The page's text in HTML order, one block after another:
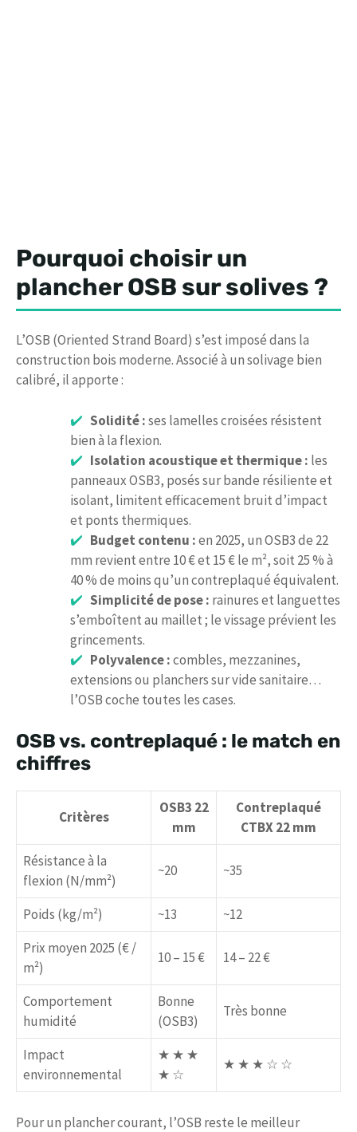
Pourquoi choisir un
plancher OSB sur solives ?
L’OSB (Oriented Strand Board) s’est imposé dans la
construction bois moderne. Associé à un solivage bien
calibré, il apporte :
Solidité :ses lamelles croisées résistent
bien à la flexion.
Isolation acoustique et thermique : les
panneaux OSB3, posés sur bande résiliente et
isolant, limitent efficacement bruit d’impact
et ponts thermiques.
Budget contenu :en 2025, un OSB3 de 22
mm revient entre 10 € et 15 € le m², soit 25 % à
40 % de moins qu’un contreplaqué équivalent.
Simplicité de pose : rainures et languettes
s’emboîtent au maillet ; le vissage prévient les
grincements.
Polyvalence :combles, mezzanines,
extensions ou planchers sur vide sanitaire…
l’OSB coche toutes les cases.
OSB vs. contreplaqué : le match en
chiffres
Critères
OSB3 22
mm
Contreplaqué
CTBX 22 mm
Résistance à la
flexion (N/mm²)
~20 ~35
Poids (kg/m²) ~13
~12
Prix moyen 2025 (€ /
m²)
10 – 15 € 14 – 22 €
Comportement
humidité
Bonne
(OSB3)
Très bonne
Impact
environnemental
★ ★ ★
★ ☆
★ ★ ★ ☆ ☆
Pour un plancher courant, l’OSB reste le meilleur